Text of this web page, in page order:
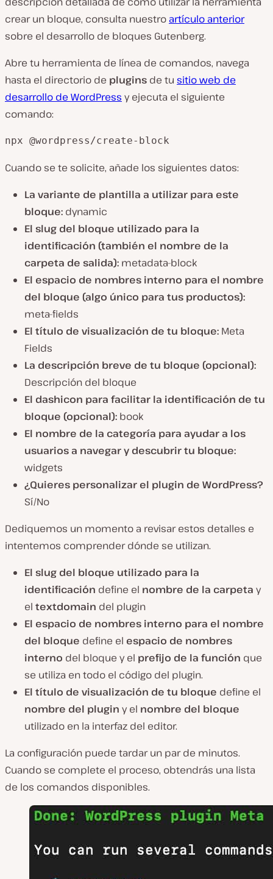
crear un bloque, consulta nuestro artículo anterior
sobre el desarrollo de bloques Gutenberg.
Abre tu herramienta de línea de comandos, navega
hasta el directorio de plugins de tu sitio web de
desarrollo de WordPress y ejecuta el siguiente
comando:
npx @wordpress/create-block
Cuando se te solicite, añade los siguientes datos:
La variante de plantilla a utilizar para este
bloque: dynamic
El slug del bloque utilizado para la
identificación (también el nombre de la
carpeta de salida): metadata-block
El espacio de nombres interno para el nombre
del bloque (algo único para tus productos):
meta-fields
El título de visualización de tu bloque: Meta
Fields
La descripción breve de tu bloque (opcional):
Descripción del bloque
El dashicon para facilitar la identificación de tu
bloque (opcional): book
El nombre de la categoría para ayudar a los
usuarios a navegar y descubrir tu bloque:
widgets
¿Quieres personalizar el plugin de WordPress?
Sí/No
Dediquemos un momento a revisar estos detalles e
intentemos comprender dónde se utilizan.
El slug del bloque utilizado para la
identificación define el nombre de la carpeta y
el textdomain del plugin
El espacio de nombres interno para el nombre
del bloque define el espacio de nombres
interno del bloque y el prefijo de la función que
se utiliza en todo el código del plugin.
El título de visualización de tu bloque define el
nombre del plugin y el nombre del bloque
utilizado en la interfaz del editor.
La configuración puede tardar un par de minutos.
Cuando se complete el proceso, obtendrás una lista
de los comandos disponibles.